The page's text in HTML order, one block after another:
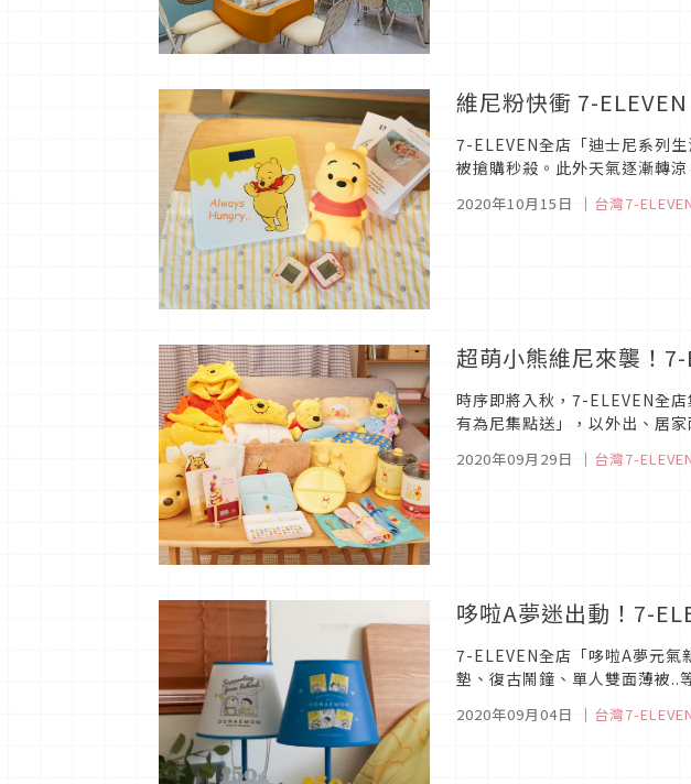
維尼粉快衝 7-
7-ELEVEN全店「迪士尼系列
被搶購秒殺。此外天氣逐漸轉
2020年10月15日 ｜ 台灣7-
超萌小熊維尼來襲！
時序即將入秋，7-ELEVEN全
有為尼集點送」，以外出、居
2020年09月29日 ｜ 台灣7-
哆啦A夢迷出動！7-
7-ELEVEN全店「哆啦A夢元氣
墊、復古鬧鐘、單人雙面薄被..
2020年09月04日 ｜ 台灣7-